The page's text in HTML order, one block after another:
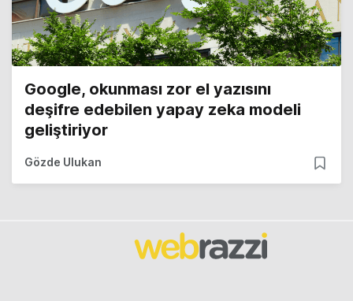
Google, okunması zor el yazısını
deşifre edebilen yapay zeka modeli
geliştiriyor
Gözde Ulukan